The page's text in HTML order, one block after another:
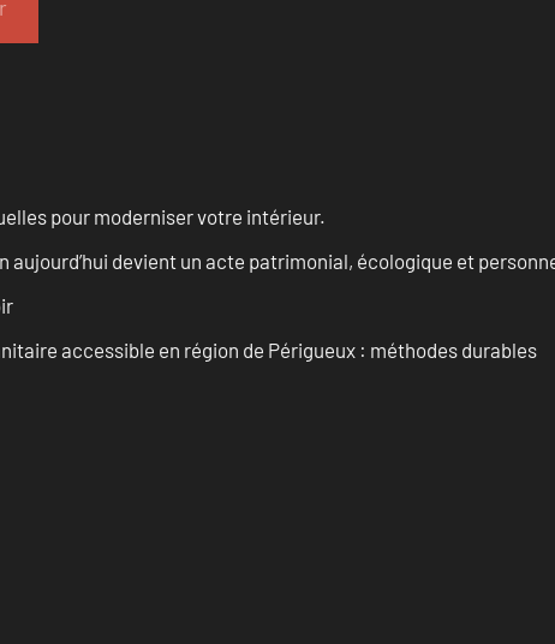
pour moderniser votre intérieur.
aujourd’hui devient un acte patrimonial, écologique et
accessible en région de Périgueux : méthodes durables